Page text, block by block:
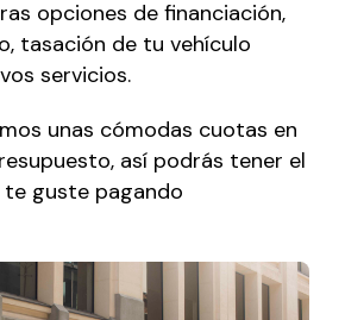
opciones de financiación,
tasación de tu vehículo
servicios.
unas cómodas cuotas en
así podrás tener el
guste pagando